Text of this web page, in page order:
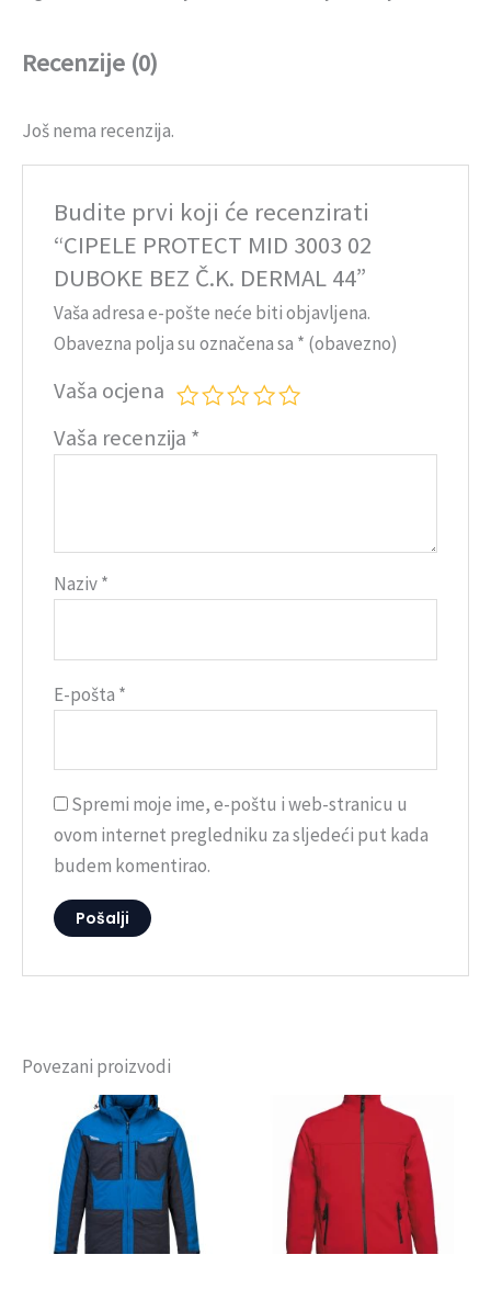
Recenzije (0)
Još nema recenzija.
Budite prvi koji će recenzirati
“CIPELE PROTECT MID 3003 02
DUBOKE BEZ Č.K. DERMAL 44”
Vaša adresa e-pošte neće biti objavljena.
Obavezna polja su označena sa * (obavezno)
Vaša ocjena
Vaša recenzija *
Naziv*
E-pošta *
Spremi moje ime, e-poštu i web-stranicu u
ovom internet pregledniku za sljedeći put kada
budem komentirao.
Povezani proizvodi